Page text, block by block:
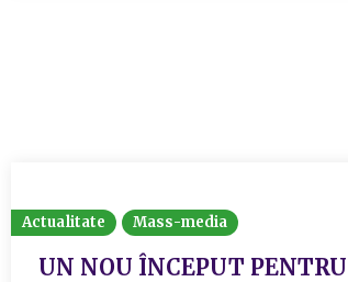
Actualitate Mass-media
UN NOU ÎNCEPUT PENTRU